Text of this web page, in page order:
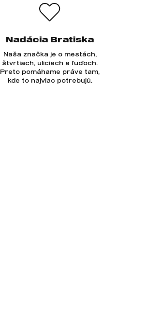
Nadácia Bratiska
Naša značka je o mestách,
štvrtiach, uliciach a ľuďoch.
Preto pomáhame práve tam,
kde to najviac potrebujú.